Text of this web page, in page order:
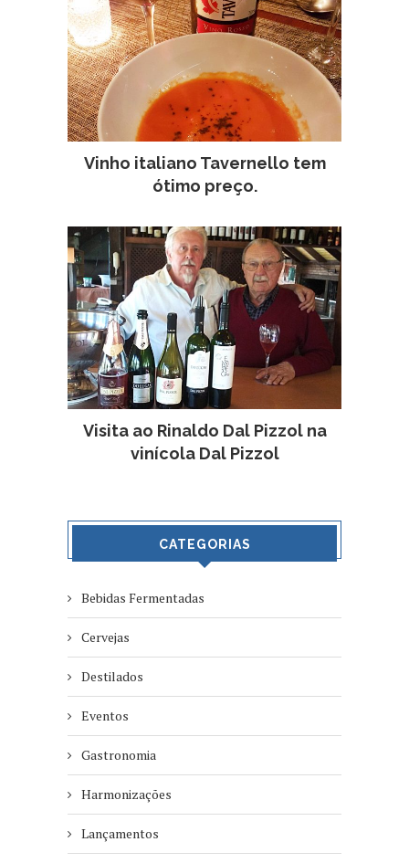
Vinho italiano Tavernello tem
ótimo preço.
Visita ao Rinaldo Dal Pizzol na
vinícola Dal Pizzol
CATEGORIAS
Bebidas Fermentadas
Cervejas
Destilados
Eventos
Gastronomia
Harmonizações
Lançamentos